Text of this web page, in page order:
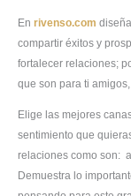
En rivenso.com
compartir éxitos y
fortalecer relaciones;
que son para ti
Elige las mejores
sentimiento que
relaciones como son:
Demuestra lo